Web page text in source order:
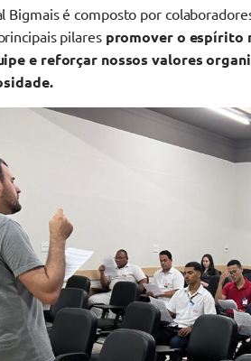
Bigmais é composto por
pilares promover o espírito
e reforçar nossos valores